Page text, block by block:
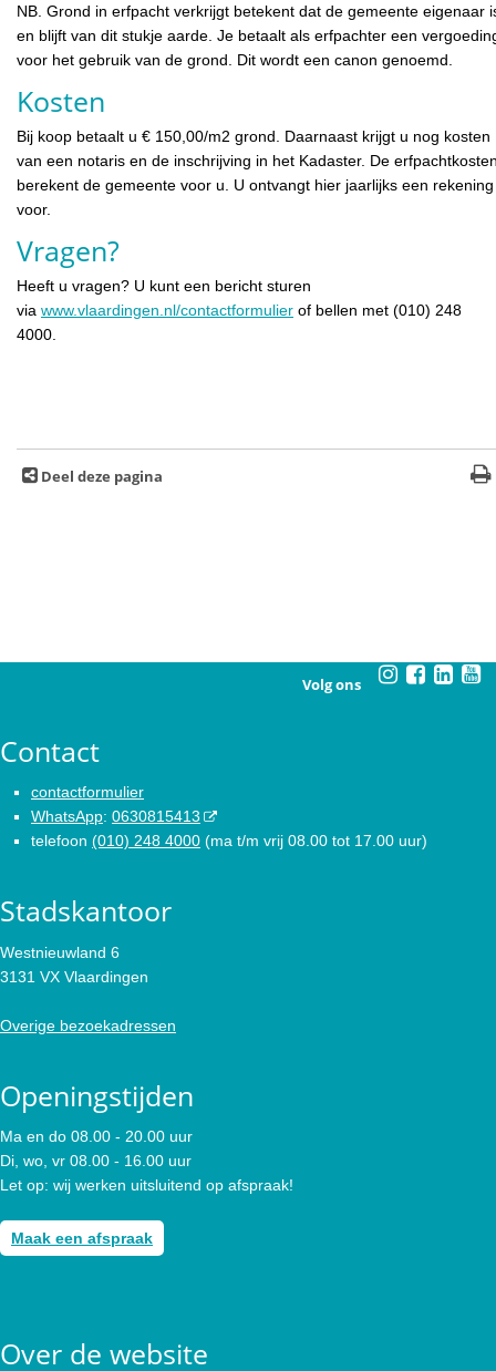
NB. Grond in erfpacht verkrijgt betekent dat de gemeente eigenaar
en blijft van dit stukje aarde. Je betaalt als erfpachter een
voor het gebruik van de grond. Dit wordt een canon genoemd.
Kosten
Bij koop betaalt u € 150,00/m2 grond. Daarnaast krijgt u nog kosten
van een notaris en de inschrijving in het Kadaster. De
berekent de gemeente voor u. U ontvangt hier jaarlijks een rekening
voor.
Vragen?
Heeft u vragen? U kunt een bericht sturen
via www.vlaardingen.nl/contactformulier of bellen met (010) 248
4000.
Deel deze pagina
Volg ons
Contact
contactformulier
WhatsApp: 0630815413
telefoon (010) 248 4000 (ma t/m vrij 08.00 tot 17.00 uur)
Stadskantoor
Westnieuwland 6
3131 VX Vlaardingen
Overige bezoekadressen
Openingstijden
Ma en do 08.00 - 20.00 uur
Di, wo, vr 08.00 - 16.00 uur
Let op: wij werken uitsluitend op afspraak!
Maak een afspraak
Over de website